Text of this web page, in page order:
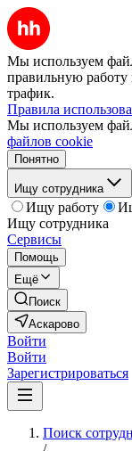
Мы используем
правильную работу
трафик.
Правила
Мы используем
файлов cookie
Понятно
Ищу сотрудника
Ищу работу
Ищу сотрудника
Сервисы
Помощь
Ещё
Поиск
Аскарово
Войти
Войти
Зарегистрироваться
Поиск